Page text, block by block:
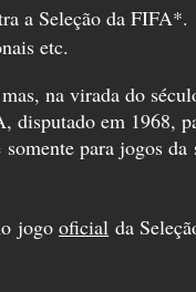
a Seleção da FIFA*.
etc.
na virada do
em 1968,
para jogos
jogooficial da